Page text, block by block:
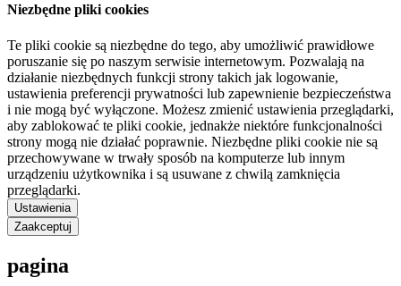
Niezbędne pliki cookies
Te pliki cookie są niezbędne do tego, aby umożliwić prawidłowe
poruszanie się po naszym serwisie internetowym. Pozwalają na
działanie niezbędnych funkcji strony takich jak logowanie,
ustawienia preferencji prywatności lub zapewnienie bezpieczeństwa
i nie mogą być wyłączone. Możesz zmienić ustawienia przeglądarki,
aby zablokować te pliki cookie, jednakże niektóre funkcjonalności
strony mogą nie działać poprawnie. Niezbędne pliki cookie nie są
przechowywane w trwały sposób na komputerze lub innym
urządzeniu użytkownika i są usuwane z chwilą zamknięcia
przeglądarki.
Ustawienia
Zaakceptuj
pagina